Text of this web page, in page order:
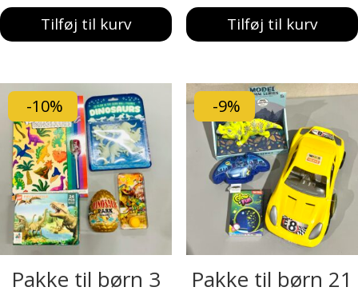
pris
var:
pris
er:
Tilføj til kurv
pris
var:
pris
er:
Tilføj til kurv
-10%
Pakke til børn 3
-9%
Pakke til børn 21